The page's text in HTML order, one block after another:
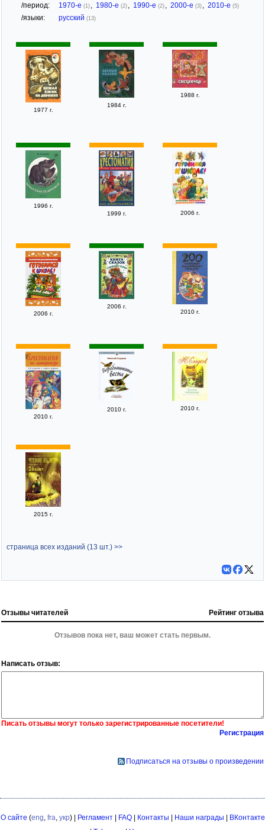
/период: 1970-е (1) 1980-е (2) 1990-е (2) 2000-е (3) 2010-е (5)
/языки: русский (13)
1977 г.
1984 г.
1988 г.
1996 г.
1999 г.
2006 г.
2006 г.
2006 г.
2010 г.
2010 г.
2010 г. 2010 г.
2015 г.
страница всех изданий (13 шт.) >>
Отзывы читателей Рейтинг отзыва
Отзывов пока нет, ваш может стать первым.
Написать отзыв:
Писать отзывы могут только зарегистрированные посетители!
Регистрация
Подписаться на отзывы о произведении
О сайте (eng fra укр) | Регламент| FAQ| Контакты | Наши награды | ВКонтакте